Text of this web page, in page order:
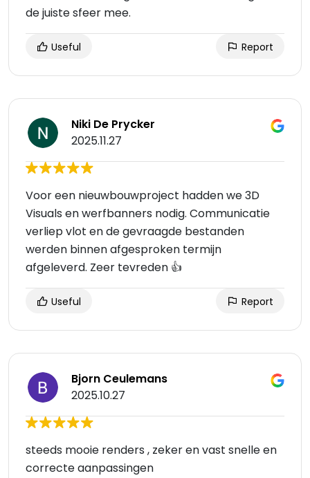
de juiste sfeer mee.
Useful Report
Niki De Prycker
2025.11.27
Voor een nieuwbouwproject hadden we 3D
Visuals en werfbanners nodig. Communicatie
verliep vlot en de gevraagde bestanden
werden binnen afgesproken termijn
afgeleverd. Zeer tevreden 👍
Useful Report
Bjorn Ceulemans
2025.10.27
steeds mooie renders , zeker en vast snelle en
correcte aanpassingen